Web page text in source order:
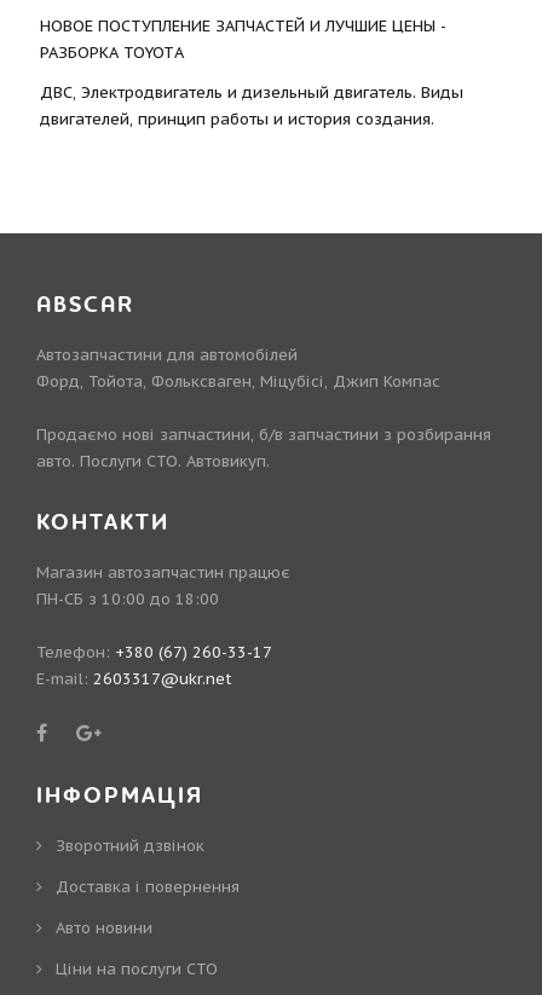
НОВОЕ ПОСТУПЛЕНИЕ ЗАПЧАСТЕЙ И ЛУЧШИЕ ЦЕНЫ -
РАЗБОРКА TOYOTА
ДВС, Электродвигатель и дизельный двигатель. Виды
двигателей, принцип работы и история создания.
ABSCAR
Автозапчастини для автомобілей
Форд, Тойота, Фольксваген, Міцубісі, Джип Компас
Продаємо нові запчастини, б/в запчастини з розбирання
авто. Послуги СТО. Автовикуп.
КОНТАКТИ
Магазин автозапчастин працює
ПН-СБ з 10:00 до 18:00
Телефон: +380 (67) 260-33-17
E-mail: 2603317@ukr.net
ІНФОРМАЦІЯ
Зворотний дзвінок
Доставка і повернення
Авто новини
Ціни на послуги СТО